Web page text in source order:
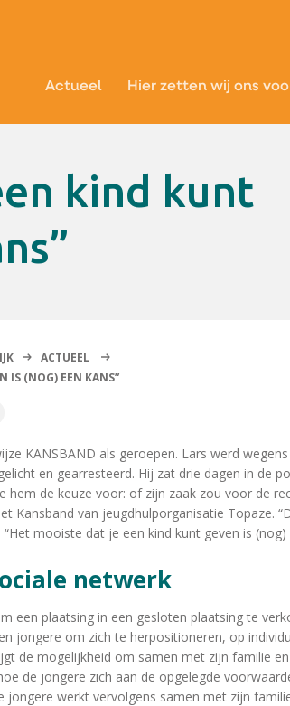
Actueel Hier zetten wij ons
ACTUEEL
IS (NOG) EEN KANS”
KANSBAND als geroepen. Lars werd
en gearresteerd. Hij zat drie dagen in de
hem de keuze voor: of zijn zaak zou voor de
Kansband van jeugdhulporganisatie Topaze.
mooiste dat je een kind kunt geven is (nog)
netwerk
een plaatsing in een gesloten plaatsing te
jongere om zich te herpositioneren, op
de mogelijkheid om samen met zijn familie
de jongere zich aan de opgelegde
werkt vervolgens samen met zijn